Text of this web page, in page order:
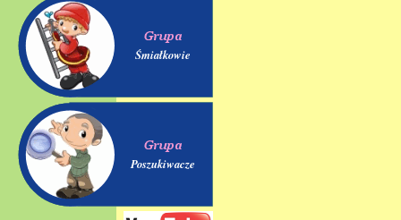
Śmiałkowie
Poszukiwacze